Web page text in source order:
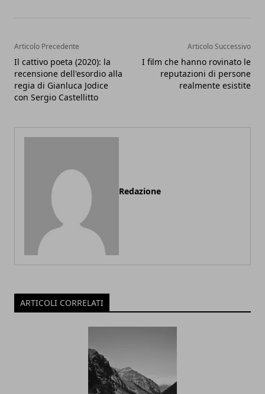
Articolo Precedente
Il cattivo poeta (2020): la
recensione dell'esordio alla
regia di Gianluca Jodice
con Sergio Castellitto
Articolo Successivo
I film che hanno rovinato le
reputazioni di persone
realmente esistite
Redazione
ARTICOLI CORRELATI